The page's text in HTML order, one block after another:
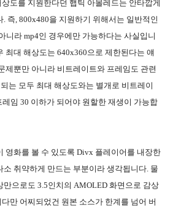
도를 지원한다던 햅틱 아몰레드는 안타깝게
즉, 800x480을 지원하기 위해서는 일반적인
니라 mp4인 경우에만 가능하다는 사실입니
최대 해상도는 640x360으로 제한된다는 얘
제뿐만 아니라 비트레이트와 프레임도 관련
는 모두 최대 해상도와는 별개로 비트레이
레임 30 이하가 되어야 원할한 재생이 가능합
영화를 볼 수 있도록 Divx 플레이어를 내장한
취약하게 만드는 부분이라 생각됩니다. 물
만으로도 3.5인치의 AMOLED 화면으로 감상
만 어찌되었건 원본 소스가 한계를 넘어 버